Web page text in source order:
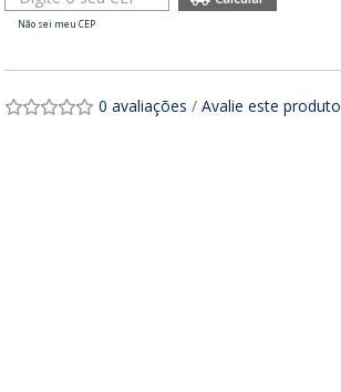
Não sei meu CEP
0 avaliações / Avalie este produto